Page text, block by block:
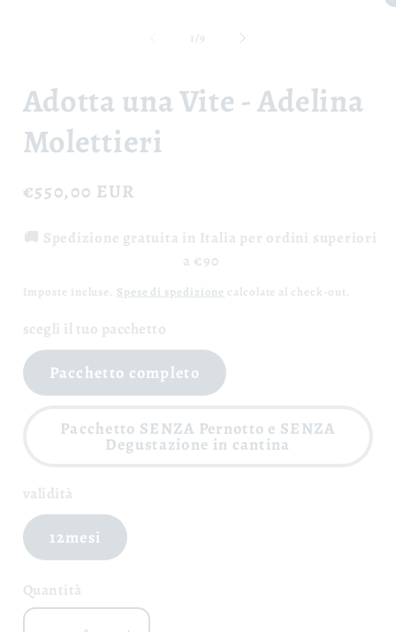
1/su9
Adotta una Vite - Adelina
Molettieri
Prezzo
listino
€550,00 EUR
🚚 Spedizione gratuita in Italia per ordini superiori
a €90
Imposte incluse. Spese di spedizione calcolate al check-out.
scegli il tuo pacchetto
Pacchetto completo
Pacchetto SENZA Pernotto e SENZA
Degustazione in cantina
validità
12mesi
Quantità